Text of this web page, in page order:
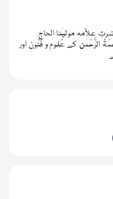
علاّمہ مولیٰنا الحاج
الرَّحْمٰن کے عُلوم و فُنُون اور